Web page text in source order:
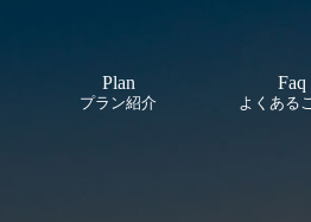
Plan
プラン紹介
Faq
よくある